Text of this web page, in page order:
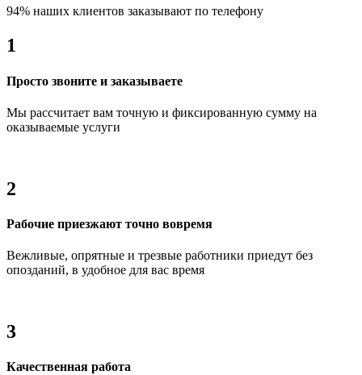
94% наших клиентов заказывают по телефону
1
Просто звоните и заказываете
Мы рассчитает вам точную и фиксированную сумму на
оказываемые услуги
2
Рабочие приезжают точно вовремя
Вежливые, опрятные и трезвые работники приедут без
опозданий, в удобное для вас время
3
Качественная работа